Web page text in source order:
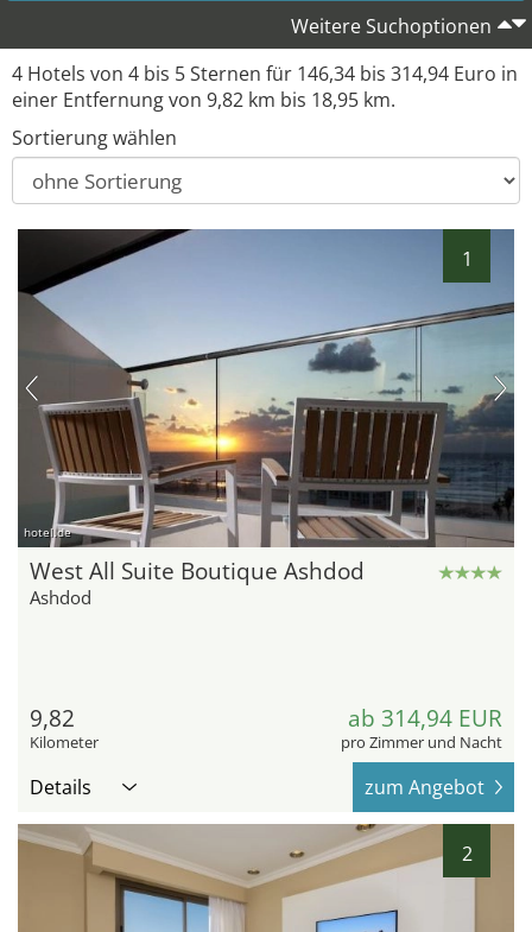
Weitere Suchoptionen
4 Hotels von 4 bis 5 Sternen für 146,34 bis 314,94 Euro in
einer Entfernung von 9,82 km bis 18,95 km.
Sortierung wählen
1
hotel.de
West All Suite Boutique Ashdod
Ashdod
9,82
Kilometer
ab 314,94 EUR
pro Zimmer und Nacht
Details zum Angebot
2